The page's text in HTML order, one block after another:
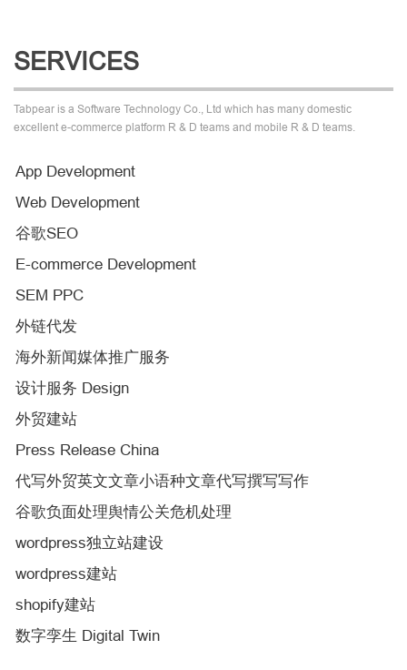
SERVICES
Tabpear is a Software Technology Co., Ltd which has many domestic
excellent e-commerce platform R & D teams and mobile R & D teams.
App Development
Web Development
谷歌SEO
E-commerce Development
SEM PPC
外链代发
海外新闻媒体推广服务
设计服务 Design
外贸建站
Press Release China
代写外贸英文文章小语种文章代写撰写写作
谷歌负面处理舆情公关危机处理
wordpress独立站建设
wordpress建站
shopify建站
数字孪生 Digital Twin